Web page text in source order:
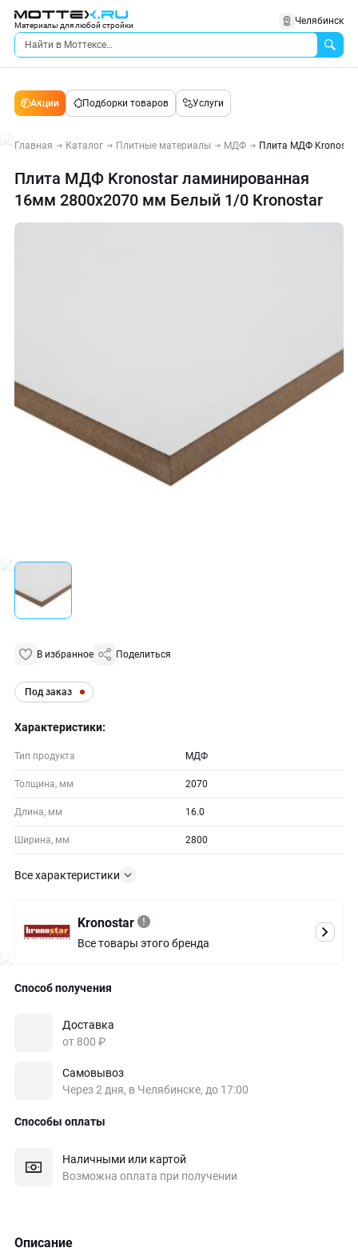
Материалы для любой стройки Челябинск
Акции Подборки товаров Услуги
Главная Каталог Плитные материалы МДФ Плита МДФ
Плита МДФ Kronostar ламинированная
16мм 2800х2070 мм Белый 1/0 Kronostar
В избранное Поделиться
Под заказ
Характеристики:
Тип продукта МДФ
Толщина, мм 2070
Длина, мм 16.0
Ширина, мм 2800
Все характеристики
Kronostar
Все товары этого бренда
Способ получения
Доставка
от 800 ₽
Самовывоз
Через 2 дня, в Челябинске, до 17:00
Способы оплаты
Наличными или картой
Возможна оплата при получении
Описание